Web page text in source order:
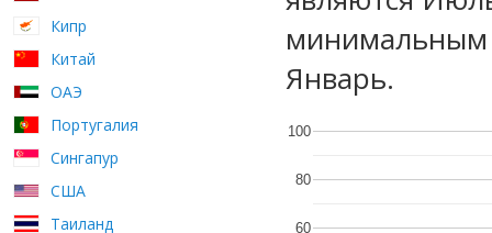
Кипр
Китай
ОАЭ
Португалия
Сингапур
США
Таиланд
минимальным
Январь.
60
80
100